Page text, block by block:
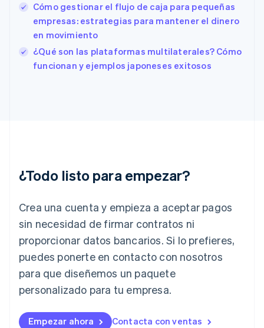
Cómo gestionar el flujo de caja para pequeñas
empresas: estrategias para mantener el dinero
en movimiento
¿Qué son las plataformas multilaterales? Cómo
funcionan y ejemplos japoneses exitosos
¿Todo listo para empezar?
Crea una cuenta y empieza a aceptar pagos
sin necesidad de firmar contratos ni
proporcionar datos bancarios. Si lo prefieres,
puedes ponerte en contacto con nosotros
para que diseñemos un paquete
personalizado para tu empresa.
Empezar ahora Contacta con ventas
English
Finlandia
EnglishSvenska
Francia
Français
Gibraltar
English
Italiano English
日本語English
Letonia
English
Liechtenstein
Deutsch English
Lituania
Luxemburgo
FrançaisDeutschEnglish